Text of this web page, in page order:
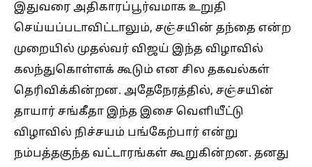
இதுவரை அதிகாரப்பூர்வமாக உறுதி
செய்யப்படாவிட்டாலும், சஞ்சயின் தந்தை என்ற
முறையில் முதல்வர் விஜய் இந்த விழாவில்
கலந்துகொள்ளக் கூடும் என சில தகவல்கள்
தெரிவிக்கின்றன. அதேநேரத்தில், சஞ்சயின்
தாயார் சங்கீதா இந்த இசை வெளியீட்டு
விழாவில் நிச்சயம் பங்கேற்பார் என்று
நம்பத்தகுந்த வட்டாரங்கள் கூறுகின்றன. தனது